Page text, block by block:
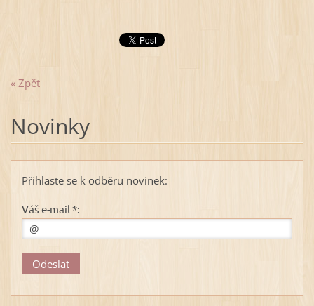
« Zpět
Novinky
Přihlaste se k odběru novinek:
Váš e-mail *: